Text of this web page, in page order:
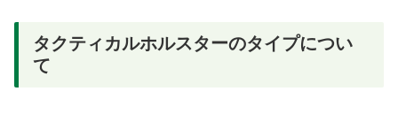
タクティカルホルスターのタイプについ
て